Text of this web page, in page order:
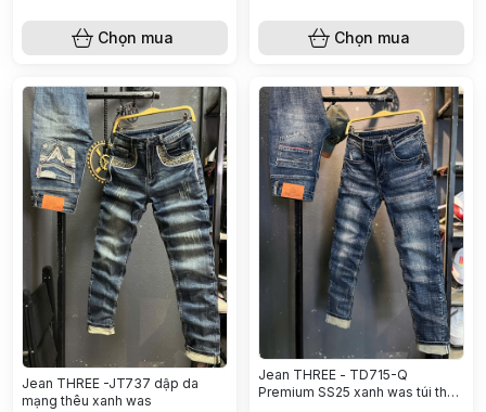
Chọn mua Chọn mua
Jean THREE -JT737 dập da
mạng thêu xanh was
Jean THREE - TD715-Q
Premium SS25 xanh was túi thêu